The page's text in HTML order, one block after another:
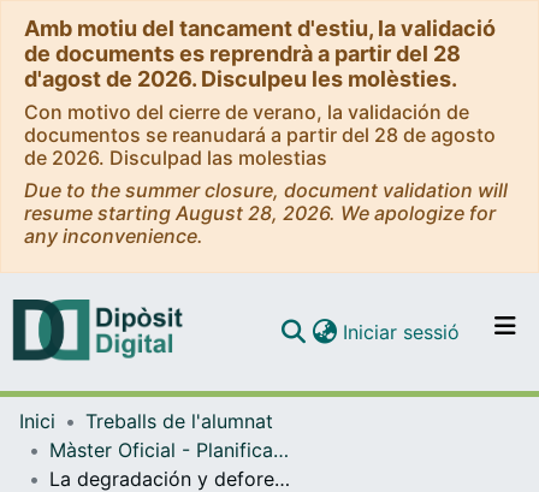
Amb motiu del tancament d'estiu, la validació
de documents es reprendrà a partir del 28
d'agost de 2026. Disculpeu les molèsties.
Con motivo del cierre de verano, la validación de
documentos se reanudará a partir del 28 de agosto
de 2026. Disculpad las molestias
Due to the summer closure, document validation will
resume starting August 28, 2026. We apologize for
any inconvenience.
Navega per tot el DD
Iniciar sessió (current)
Inici
Treballs de l'alumnat
Màster Oficial - Planificació Territorial i Gestió Ambiental
La degradación y deforestación del paisaje forestal en el departamento de San Martín, Perú